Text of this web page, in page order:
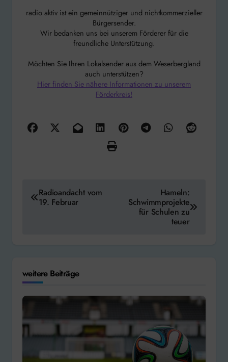
radio aktiv ist ein gemeinnütziger und nichtkommerzieller
Bürgersender.
Wir bedanken uns bei unserem Förderer für die
freundliche Unterstützung.
Möchten Sie Ihren Lokalsender aus dem Weserbergland
auch unterstützen?
Hier finden Sie nähere Informationen zu unserem
Förderkreis!
Beitragsnavigation
Radioandacht vom
19. Februar
Hameln:
Schwimmprojekte
für Schulen zu
teuer
weitere Beiträge